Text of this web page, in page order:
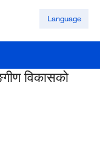
Language
विकासको